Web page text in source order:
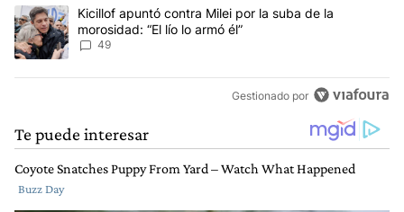
Un artículo de tendencia con el título "Kicillof apuntó contra Milei
Kicillof apuntó contra Milei por la suba de la
morosidad: “El lío lo armó él”
49
Gestionado por